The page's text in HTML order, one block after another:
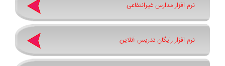
نرم افزار مدارس غیرانتفاعی
نرم افزار رایگان تدریس آنلاین